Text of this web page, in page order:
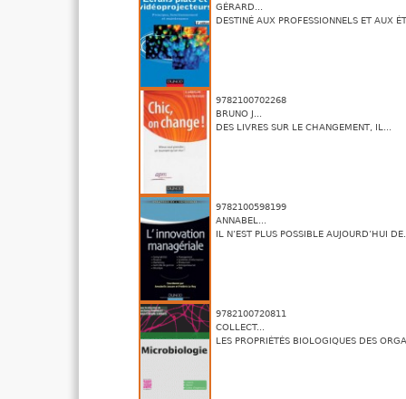
GÉRARD...
DESTINÉ AUX PROFESSIONNELS ET AUX
9782100702268
BRUNO J...
DES LIVRES SUR LE CHANGEMENT, IL...
9782100598199
ANNABEL...
IL N’EST PLUS POSSIBLE AUJOURD’HUI DE...
9782100720811
COLLECT...
LES PROPRIÉTÉS BIOLOGIQUES DES